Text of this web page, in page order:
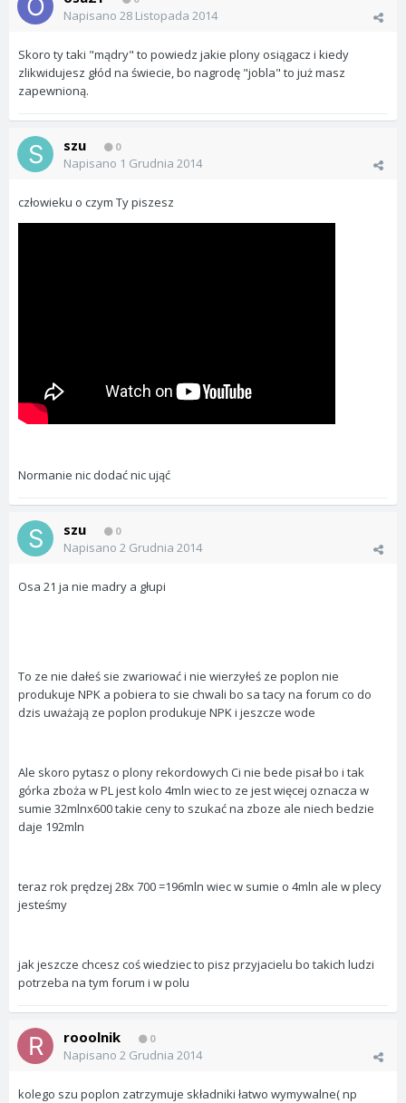
Napisano 28 Listopada 2014
Skoro ty taki "mądry" to powiedz jakie plony osiągacz i kiedy
zlikwidujesz głód na świecie, bo nagrodę "jobla" to już masz
zapewnioną.
szu 0
Napisano 1 Grudnia 2014
człowieku o czym Ty piszesz
Normanie nic dodać nic ująć
szu 0
Napisano 2 Grudnia 2014
Osa 21 ja nie madry a głupi
To ze nie dałeś sie zwariować i nie wierzyłeś ze poplon nie
produkuje NPK a pobiera to sie chwali bo sa tacy na forum co do
dzis uważają ze poplon produkuje NPK i jeszcze wode
Ale skoro pytasz o plony rekordowych Ci nie bede pisał bo i tak
górka zboża w PL jest kolo 4mln wiec to ze jest więcej oznacza w
sumie 32mlnx600 takie ceny to szukać na zboze ale niech bedzie
daje 192mln
teraz rok prędzej 28x 700 =196mln wiec w sumie o 4mln ale w plecy
jesteśmy
jak jeszcze chcesz coś wiedziec to pisz przyjacielu bo takich ludzi
potrzeba na tym forum i w polu
rooolnik 0
Napisano 2 Grudnia 2014
kolego szu poplon zatrzymuje składniki łatwo wymywalne( np